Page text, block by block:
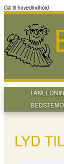
Gå til hovedindhold
I
LYD